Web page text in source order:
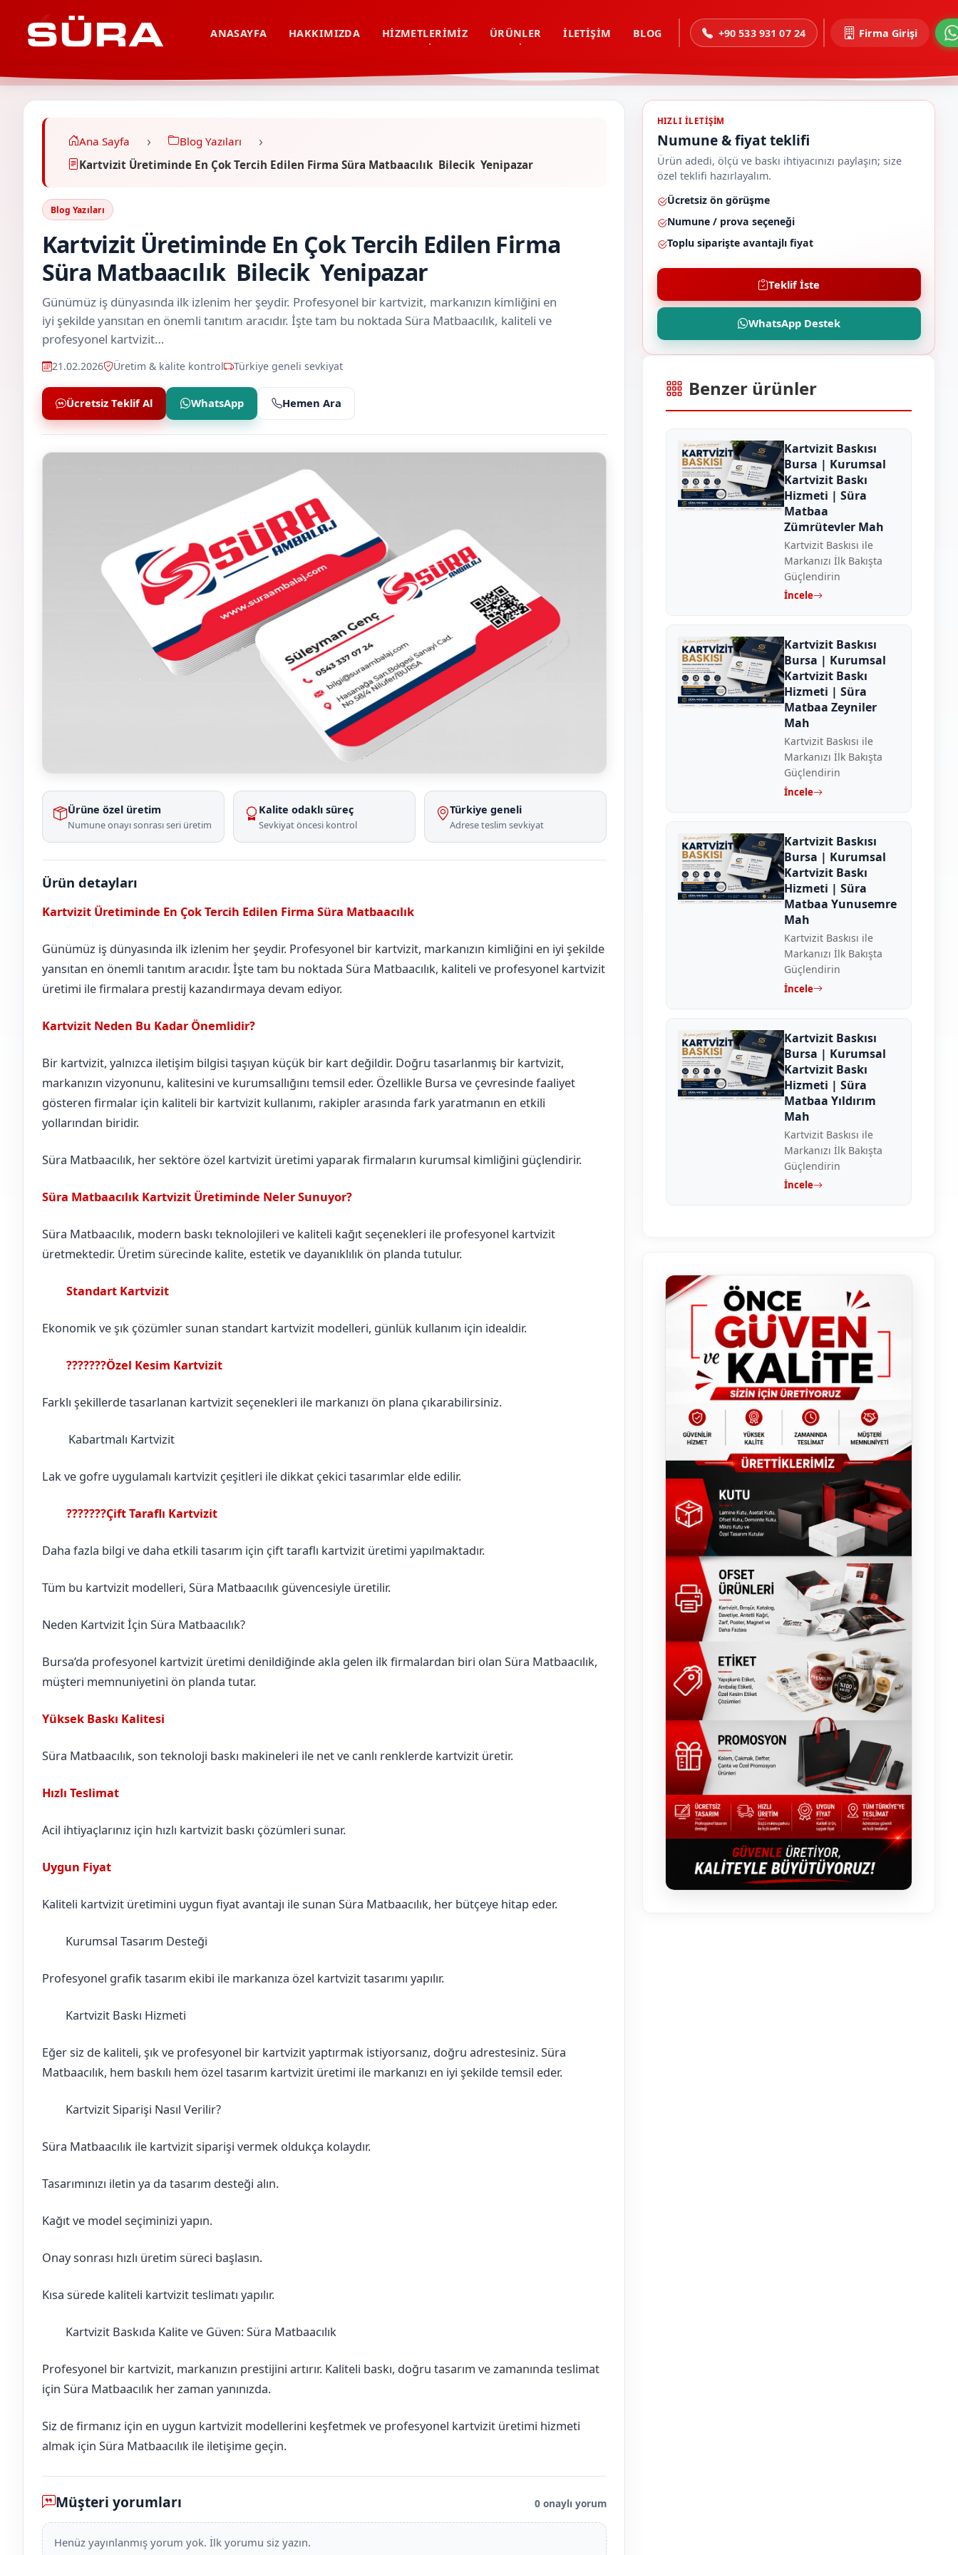
ANASAYFA HAKKIMIZDA HIZMETLERIMIZ ÜRÜNLER İLETIŞIM BLOG +90 533 931 07 24 Firma Girişi
Ana Sayfa
Blog Yazıları
Kartvizit Üretiminde En Çok Tercih Edilen Firma Süra Matbaacılık Bilecik Yenipazar
Blog Yazıları
Kartvizit Üretiminde En Çok Tercih Edilen Firma
Süra Matbaacılık Bilecik Yenipazar
Günümüz iş dünyasında ilk izlenim her şeydir. Profesyonel bir kartvizit, markanızın kimliğini en
iyi şekilde yansıtan en önemli tanıtım aracıdır. İşte tam bu noktada Süra Matbaacılık, kaliteli ve
profesyonel kartvizit…
21.02.2026 Üretim & kalite kontrol Türkiye geneli sevkiyat
Ücretsiz Teklif Al WhatsApp Hemen Ara
Ürüne özel üretim
Numune onayı sonrası seri üretim
Kalite odaklı süreç
Sevkiyat öncesi kontrol
Türkiye geneli
Adrese teslim sevkiyat
Ürün detayları
Kartvizit Üretiminde En Çok Tercih Edilen Firma Süra Matbaacılık
Günümüz iş dünyasında ilk izlenim her şeydir. Profesyonel bir kartvizit, markanızın kimliğini en iyi şekilde
yansıtan en önemli tanıtım aracıdır. İşte tam bu noktada Süra Matbaacılık, kaliteli ve profesyonel kartvizit
üretimi ile firmalara prestij kazandırmaya devam ediyor.
Kartvizit Neden Bu Kadar Önemlidir?
Bir kartvizit, yalnızca iletişim bilgisi taşıyan küçük bir kart değildir. Doğru tasarlanmış bir kartvizit,
markanızın vizyonunu, kalitesini ve kurumsallığını temsil eder. Özellikle Bursa ve çevresinde faaliyet
gösteren firmalar için kaliteli bir kartvizit kullanımı, rakipler arasında fark yaratmanın en etkili
yollarından biridir.
Süra Matbaacılık, her sektöre özel kartvizit üretimi yaparak firmaların kurumsal kimliğini güçlendirir.
Süra Matbaacılık Kartvizit Üretiminde Neler Sunuyor?
Süra Matbaacılık, modern baskı teknolojileri ve kaliteli kağıt seçenekleri ile profesyonel kartvizit
üretmektedir. Üretim sürecinde kalite, estetik ve dayanıklılık ön planda tutulur.
Standart Kartvizit
Ekonomik ve şık çözümler sunan standart kartvizit modelleri, günlük kullanım için idealdir.
???????Özel Kesim Kartvizit
Farklı şekillerde tasarlanan kartvizit seçenekleri ile markanızı ön plana çıkarabilirsiniz.
Kabartmalı Kartvizit
Lak ve gofre uygulamalı kartvizit çeşitleri ile dikkat çekici tasarımlar elde edilir.
???????Çift Taraflı Kartvizit
Daha fazla bilgi ve daha etkili tasarım için çift taraflı kartvizit üretimi yapılmaktadır.
Tüm bu kartvizit modelleri, Süra Matbaacılık güvencesiyle üretilir.
Neden Kartvizit İçin Süra Matbaacılık?
Bursa’da profesyonel kartvizit üretimi denildiğinde akla gelen ilk firmalardan biri olan Süra Matbaacılık,
müşteri memnuniyetini ön planda tutar.
Yüksek Baskı Kalitesi
Süra Matbaacılık, son teknoloji baskı makineleri ile net ve canlı renklerde kartvizit üretir.
Hızlı Teslimat
Acil ihtiyaçlarınız için hızlı kartvizit baskı çözümleri sunar.
Uygun Fiyat
Kaliteli kartvizit üretimini uygun fiyat avantajı ile sunan Süra Matbaacılık, her bütçeye hitap eder.
Kurumsal Tasarım Desteği
Profesyonel grafik tasarım ekibi ile markanıza özel kartvizit tasarımı yapılır.
Kartvizit Baskı Hizmeti
Eğer siz de kaliteli, şık ve profesyonel bir kartvizit yaptırmak istiyorsanız, doğru adrestesiniz. Süra
Matbaacılık, hem baskılı hem özel tasarım kartvizit üretimi ile markanızı en iyi şekilde temsil eder.
Kartvizit Siparişi Nasıl Verilir?
Süra Matbaacılık ile kartvizit siparişi vermek oldukça kolaydır.
Tasarımınızı iletin ya da tasarım desteği alın.
Kağıt ve model seçiminizi yapın.
Onay sonrası hızlı üretim süreci başlasın.
Kısa sürede kaliteli kartvizit teslimatı yapılır.
Kartvizit Baskıda Kalite ve Güven: Süra Matbaacılık
Profesyonel bir kartvizit, markanızın prestijini artırır. Kaliteli baskı, doğru tasarım ve zamanında teslimat
için Süra Matbaacılık her zaman yanınızda.
Siz de firmanız için en uygun kartvizit modellerini keşfetmek ve profesyonel kartvizit üretimi hizmeti
almak için Süra Matbaacılık ile iletişime geçin.
Müşteri yorumları 0 onaylı yorum
Henüz yayınlanmış yorum yok. İlk yorumu siz yazın.
HIZLI ILETIŞIM
Numune & fiyat teklifi
Ürün adedi, ölçü ve baskı ihtiyacınızı paylaşın; size
özel teklifi hazırlayalım.
Ücretsiz ön görüşme
Numune / prova seçeneği
Toplu siparişte avantajlı fiyat
Teklif İste
WhatsApp Destek
Benzer ürünler
Kartvizit Baskısı
Bursa | Kurumsal
Kartvizit Baskı
Hizmeti | Süra
Matbaa
Zümrütevler Mah
Kartvizit Baskısı ile
Markanızı İlk Bakışta
Güçlendirin
İncele
Kartvizit Baskısı
Bursa | Kurumsal
Kartvizit Baskı
Hizmeti | Süra
Matbaa Zeyniler
Mah
Kartvizit Baskısı ile
Markanızı İlk Bakışta
Güçlendirin
İncele
Kartvizit Baskısı
Bursa | Kurumsal
Kartvizit Baskı
Hizmeti | Süra
Matbaa Yunusemre
Mah
Kartvizit Baskısı ile
Markanızı İlk Bakışta
Güçlendirin
İncele
Kartvizit Baskısı
Bursa | Kurumsal
Kartvizit Baskı
Hizmeti | Süra
Matbaa Yıldırım
Mah
Kartvizit Baskısı ile
Markanızı İlk Bakışta
Güçlendirin
İncele